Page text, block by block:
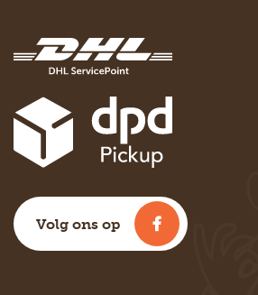
Volg ons op